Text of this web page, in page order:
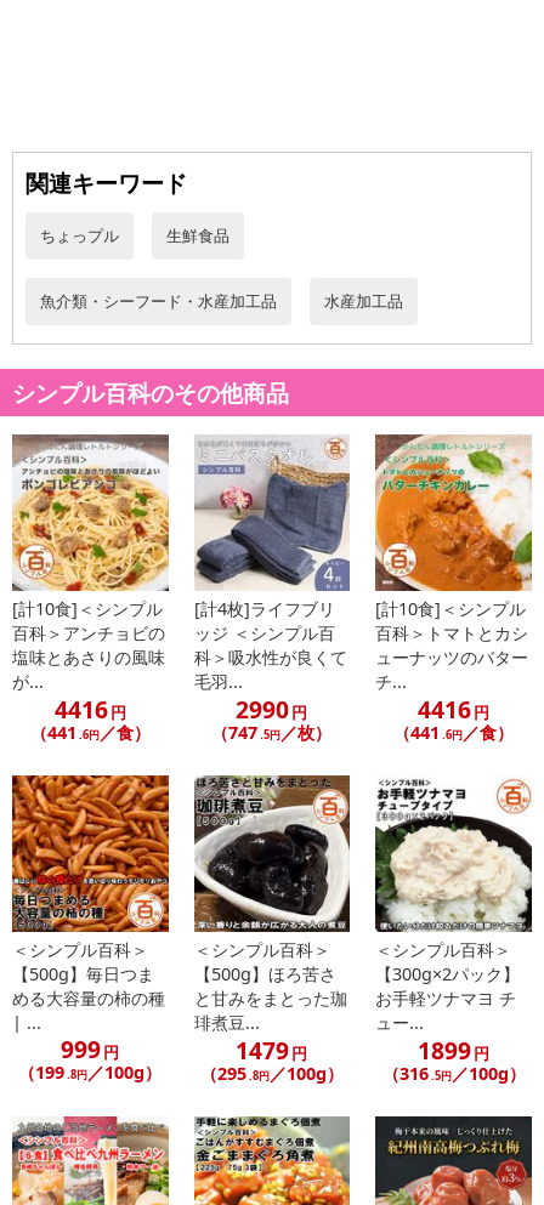
・原産国（最終加工地）：日本
・原材料/材質/素材：
■金ごまマグロ角煮75g袋入
【原材料】
鮪、醤油（大豆・小麦）、砂糖、水飴、
ソルビット、ごま、合成清酒、醸造酢、
生姜、寒天、調味料（アミノ酸等）、
着色料（黄5、赤106）、保存料（ソルビン酸K）
■マグロ昆布75g袋入
【原材料】
鮪、醤油（大豆・小麦）、砂糖、水飴、
昆布、清酒、醸造酢、生姜、寒天、
ソルビット、調味料（アミノ酸等）、
着色料（黄5、赤106）、保存料（ソルビン酸K）
【原材料】
鮪、醤油（大豆・小麦を含む）、砂糖、
水飴、いわし稚魚、生姜、ごま、ソルビトール、
清酒、醸造酢、寒天、調味料（アミノ酸等）、
保存料（ソルビン酸K）、着色料（黄5、赤106）
・注意事項：
※直射日光・高温多湿を避け、冷暗所で保存してください。
【ご注意ください】
メール便ポスト投函で配送する食品に関しては、
お客様のポストの環境を考慮した上でのお試しをお願い致しま
高温などの心配がある場合にはお試しはお控えください。
ポスト投函商品につきましては、高温による商品返品交換は承る
ことは出来ません。
関連キーワード
ちょっプル 生鮮食品
魚介類・シーフード・水産加工品 水産加工品
シンプル百科のその他商品
[計10食]＜シンプル
百科＞アンチョビの
塩味とあさりの風味
が...
4416円
（441 .6円／食）
[計4枚]ライフブリ
ッジ ＜シンプル百
科＞吸水性が良くて
毛羽...
2990円
（747.5円／枚）
[計10食]＜シンプル
百科＞トマトとカシ
ューナッツのバター
チ...
4416円
（441 .6円／食）
＜シンプル百科＞
【500g】毎日つま
める大容量の柿の種
| ...
999円
（199.8円 ／100g）
＜シンプル百科＞
【500g】ほろ苦さ
と甘みをまとった珈
琲煮豆...
1479円
（295.8円／100g）
＜シンプル百科＞
【300g×2パック】
お手軽ツナマヨ チ
ュー...
1899円
（316.5円／100g）